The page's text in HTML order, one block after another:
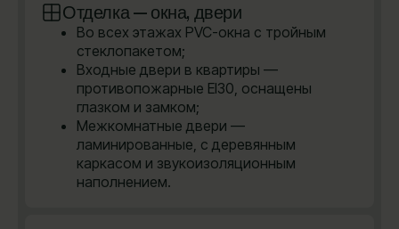
Отделка — окна, двери
Во всех этажах PVC-окна с тройным
стеклопакетом;
Входные двери в квартиры —
противопожарные EI30, оснащены
глазком и замком;
Межкомнатные двери —
ламинированные, с деревянным
каркасом и звукоизоляционным
наполнением.